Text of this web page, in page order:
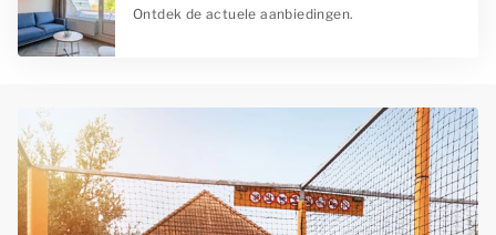
Ontdek de actuele aanbiedingen.